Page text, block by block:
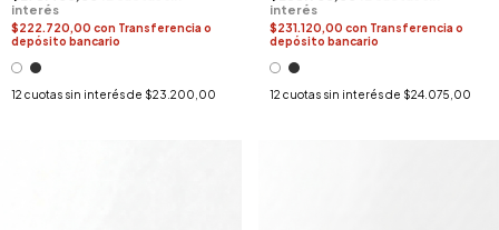
$222.720,00 con Transferencia o
depósito bancario
12 cuotas sin interés de $23.200,00
$231.120,00 con Transferencia o
depósito bancario
12 cuotas sin interés de $24.075,00